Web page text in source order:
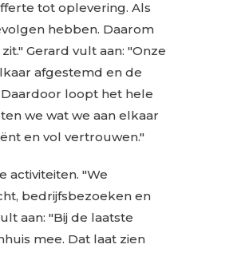
tot oplevering. Als
hebben. Daarom
Gerard vult aan: "Onze
afgestemd en de
loopt het hele
we wat we aan elkaar
en vol vertrouwen."
activiteiten. "We
bedrijfsbezoeken en
aan: "Bij de laatste
mee. Dat laat zien